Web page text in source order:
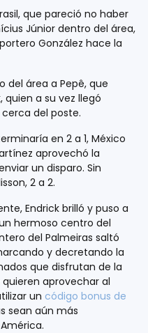
que pareció no haber
Júnior dentro del área,
González hace la
del área a Pepê, que
quien a su vez llegó
del poste.
en 2 a 1, México
aprovechó la
un disparo. Sin
2 a 2.
Endrick brilló y puso a
hermoso centro del
del Palmeiras saltó
y decretando la
que disfrutan de la
aprovechar al
un código bonus de
sean aún más